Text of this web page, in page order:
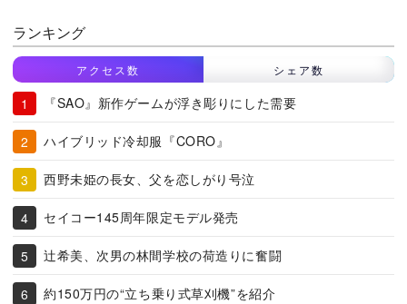
ランキング
アクセス数 シェア数
『SAO』新作ゲームが浮き彫りにした需要
ハイブリッド冷却服『CORO』
西野未姫の長女、父を恋しがり号泣
セイコー145周年限定モデル発売
辻希美、次男の林間学校の荷造りに奮闘
約150万円の“立ち乗り式草刈機”を紹介